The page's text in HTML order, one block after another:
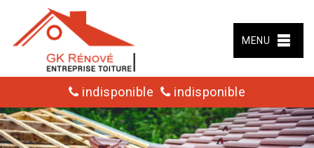
MENU
indisponible indisponible